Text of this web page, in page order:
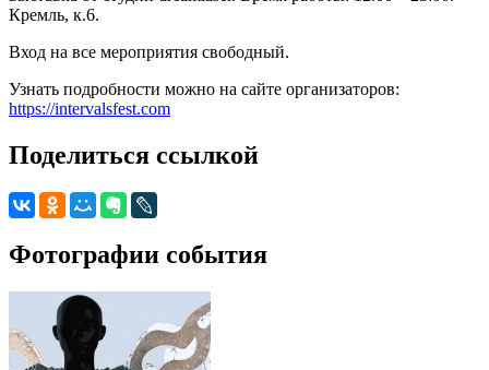
Кремль, к.6.
Вход на все мероприятия свободный.
Узнать подробности можно на сайте организаторов:
https://intervalsfest.com
Поделиться ссылкой
Фотографии события